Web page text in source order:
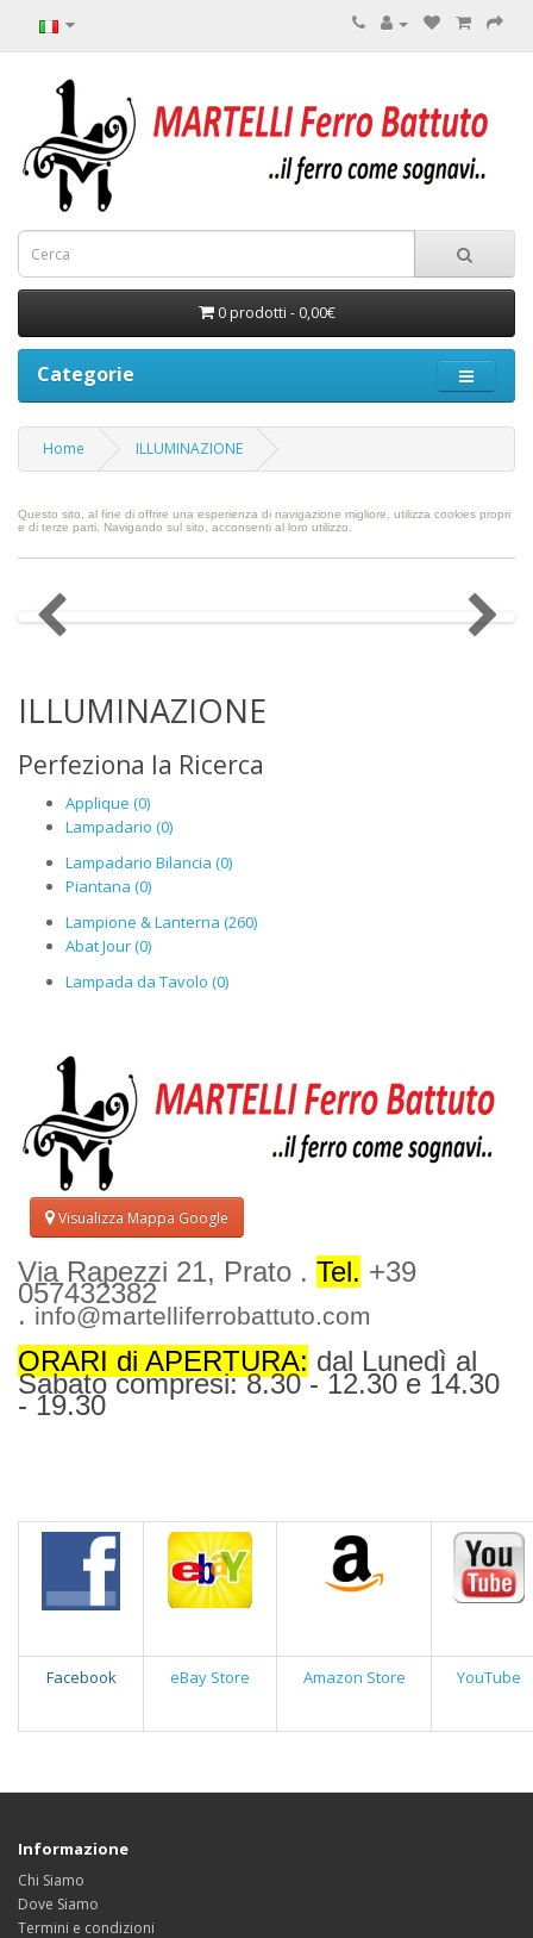
0 prodotti - 0,00€
Categorie
Home ILLUMINAZIONE
Questo sito, al fine di offrire una esperienza di navigazione migliore, utilizza cookies propri
e di terze parti. Navigando sul sito, acconsenti al loro utilizzo.
ILLUMINAZIONE
Perfeziona la Ricerca
Applique (0)
Lampadario (0)
Lampadario Bilancia (0)
Piantana (0)
Lampione & Lanterna (260)
Abat Jour (0)
Lampada da Tavolo (0)
Visualizza Mappa Google
Via Rapezzi 21, Prato . Tel. +39
057432382
. info@martelliferrobattuto.com
ORARI di APERTURA: dal Lunedì al
Sabato compresi: 8.30 - 12.30 e 14.30
- 19.30
Facebook eBay Store Amazon Store YouTube
Informazione
Chi Siamo
Dove Siamo
Termini e condizioni